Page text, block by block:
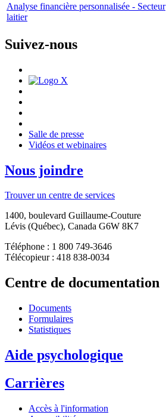
Analyse financière personnalisée - Secteur
laitier
Suivez-nous
Salle de presse
Vidéos et webinaires
Nous joindre
Trouver un centre de services
1400, boulevard Guillaume-Couture
Lévis (Québec), Canada G6W 8K7
Téléphone : 1 800 749-3646
Télécopieur : 418 838-0034
Centre de documentation
Documents
Formulaires
Statistiques
Aide psychologique
Carrières
Accès à l'information